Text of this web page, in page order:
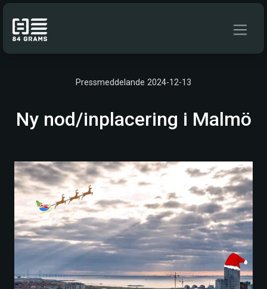
Hoppa till innehåll
Pressmeddelande 2024-12-13
Ny nod/inplacering i Malmö